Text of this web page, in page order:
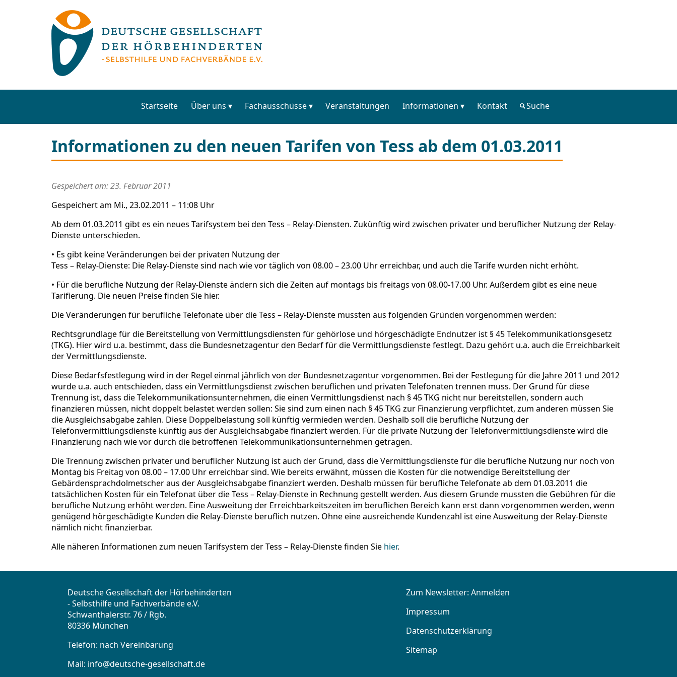
Startseite Über uns Fachausschüsse Veranstaltungen Informationen Kontakt Suche
Informationen zu den neuen Tarifen von Tess ab dem 01.03.2011
Gespeichert am: 23. Februar 2011
Gespeichert am Mi., 23.02.2011 – 11:08 Uhr
Ab dem 01.03.2011 gibt es ein neues Tarifsystem bei den Tess – Relay-Diensten. Zukünftig wird zwischen privater und beruflicher Nutzung der Relay-
Dienste unterschieden.
• Es gibt keine Veränderungen bei der privaten Nutzung der
Tess – Relay-Dienste: Die Relay-Dienste sind nach wie vor täglich von 08.00 – 23.00 Uhr erreichbar, und auch die Tarife wurden nicht erhöht.
• Für die berufliche Nutzung der Relay-Dienste ändern sich die Zeiten auf montags bis freitags von 08.00-17.00 Uhr. Außerdem gibt es eine neue
Tarifierung. Die neuen Preise finden Sie hier.
Die Veränderungen für berufliche Telefonate über die Tess – Relay-Dienste mussten aus folgenden Gründen vorgenommen werden:
Rechtsgrundlage für die Bereitstellung von Vermittlungsdiensten für gehörlose und hörgeschädigte Endnutzer ist § 45 Telekommunikationsgesetz
(TKG). Hier wird u.a. bestimmt, dass die Bundesnetzagentur den Bedarf für die Vermittlungsdienste festlegt. Dazu gehört u.a. auch die Erreichbarkeit
der Vermittlungsdienste.
Diese Bedarfsfestlegung wird in der Regel einmal jährlich von der Bundesnetzagentur vorgenommen. Bei der Festlegung für die Jahre 2011 und 2012
wurde u.a. auch entschieden, dass ein Vermittlungsdienst zwischen beruflichen und privaten Telefonaten trennen muss. Der Grund für diese
Trennung ist, dass die Telekommunikationsunternehmen, die einen Vermittlungsdienst nach § 45 TKG nicht nur bereitstellen, sondern auch
finanzieren müssen, nicht doppelt belastet werden sollen: Sie sind zum einen nach § 45 TKG zur Finanzierung verpflichtet, zum anderen müssen Sie
die Ausgleichsabgabe zahlen. Diese Doppelbelastung soll künftig vermieden werden. Deshalb soll die berufliche Nutzung der
Telefonvermittlungsdienste künftig aus der Ausgleichsabgabe finanziert werden. Für die private Nutzung der Telefonvermittlungsdienste wird die
Finanzierung nach wie vor durch die betroffenen Telekommunikationsunternehmen getragen.
Die Trennung zwischen privater und beruflicher Nutzung ist auch der Grund, dass die Vermittlungsdienste für die berufliche Nutzung nur noch von
Montag bis Freitag von 08.00 – 17.00 Uhr erreichbar sind. Wie bereits erwähnt, müssen die Kosten für die notwendige Bereitstellung der
Gebärdensprachdolmetscher aus der Ausgleichsabgabe finanziert werden. Deshalb müssen für berufliche Telefonate ab dem 01.03.2011 die
tatsächlichen Kosten für ein Telefonat über die Tess – Relay-Dienste in Rechnung gestellt werden. Aus diesem Grunde mussten die Gebühren für die
berufliche Nutzung erhöht werden. Eine Ausweitung der Erreichbarkeitszeiten im beruflichen Bereich kann erst dann vorgenommen werden, wenn
genügend hörgeschädigte Kunden die Relay-Dienste beruflich nutzen. Ohne eine ausreichende Kundenzahl ist eine Ausweitung der Relay-Dienste
nämlich nicht finanzierbar.
Alle näheren Informationen zum neuen Tarifsystem der Tess – Relay-Dienste finden Sie hier.
Deutsche Gesellschaft der Hörbehinderten
- Selbsthilfe und Fachverbände e.V.
Schwanthalerstr. 76 / Rgb.
80336 München
Telefon: nach Vereinbarung
Mail: info@deutsche-gesellschaft.de
Zum Newsletter:Anmelden
Impressum
Datenschutzerklärung
Sitemap